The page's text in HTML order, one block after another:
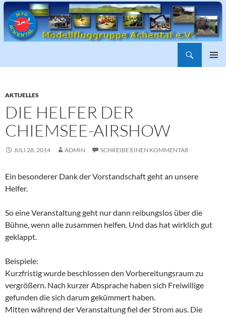
AKTUELLES
DIE HELFER DER
CHIEMSEE-AIRSHOW
JULI 28, 2014 ADMIN SCHREIBE EINEN KOMMENTAR
Ein besonderer Dank der Vorstandschaft geht an unsere
Helfer.
So eine Veranstaltung geht nur dann reibungslos über die
Bühne, wenn alle zusammen helfen. Und das hat wirklich gut
geklappt.
Beispiele:
Kurzfristig wurde beschlossen den Vorbereitungsraum zu
vergrößern. Nach kurzer Absprache haben sich Freiwillige
gefunden die sich darum gekümmert haben.
Mitten während der Veranstaltung fiel der Strom aus. Die